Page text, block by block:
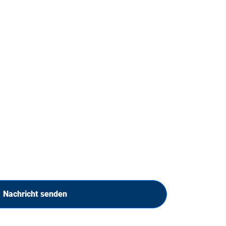
Nachricht senden